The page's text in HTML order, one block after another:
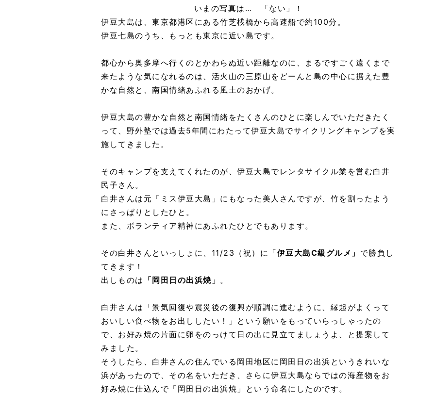
いまの写真は… 「ない」！
伊豆大島は、東京都港区にある竹芝桟橋から高速船で約100分。
伊豆七島のうち、もっとも東京に近い島です。
都心から奥多摩へ行くのとかわらぬ近い距離なのに、まるですごく遠くまで
来たような気になれるのは、活火山の三原山をどーんと島の中心に据えた豊
かな自然と、南国情緒あふれる風土のおかげ。
伊豆大島の豊かな自然と南国情緒をたくさんのひとに楽しんでいただきたく
って、野外塾では過去5年間にわたって伊豆大島でサイクリングキャンプを実
施してきました。
そのキャンプを支えてくれたのが、伊豆大島でレンタサイクル業を営む白井
民子さん。
白井さんは元「ミス伊豆大島」にもなった美人さんですが、竹を割ったよう
にさっぱりとしたひと。
また、ボランティア精神にあふれたひとでもあります。
その白井さんといっしょに、11/23（祝）に「伊豆大島C級グルメ」 で勝負し
てきます！
出しものは 「岡田日の出浜焼」 。
白井さんは「景気回復や震災後の復興が順調に進むように、縁起がよくって
おいしい食べ物をお出ししたい！」という願いをもっていらっしゃったの
で、お好み焼の片面に卵をのっけて日の出に見立てましょうよ、と提案して
みました。
そうしたら、白井さんの住んでいる岡田地区に岡田日の出浜というきれいな
浜があったので、その名をいただき、さらに伊豆大島ならではの海産物をお
好み焼に仕込んで「岡田日の出浜焼」という命名にしたのです。